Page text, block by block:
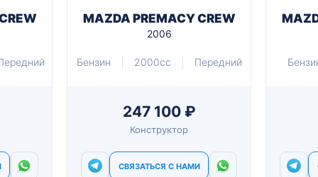
MAZDA PREMACY CREW
2006
Бензин 2000cc Передний
247 100 ₽
Конструктор
СВЯЗАТЬСЯ С НАМИ